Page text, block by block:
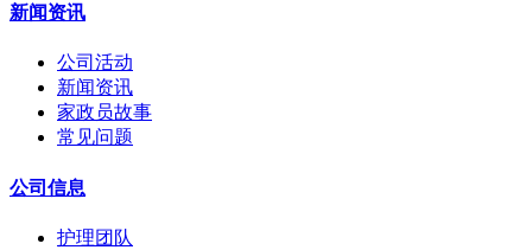
新闻资讯
公司活动
新闻资讯
家政员故事
常见问题
公司信息
护理团队